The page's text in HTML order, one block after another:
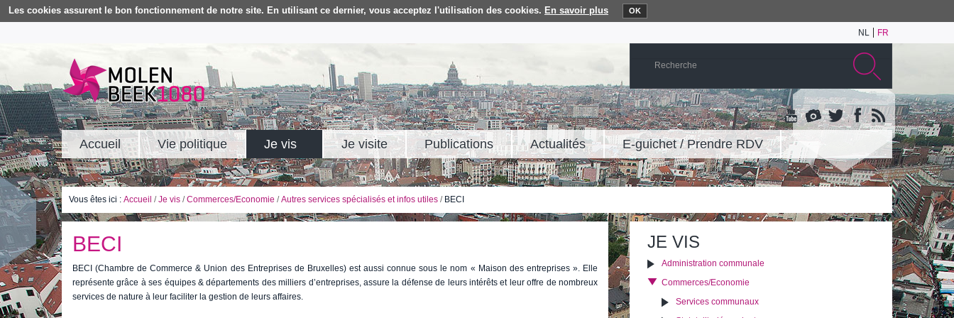
Les cookies assurent le bon fonctionnement de notre site. En utilisant ce dernier, vous acceptez l'utilisation des cookies. En savoir plus OK
NL FR
Accueil Vie politique Je vis Je visite Publications Actualités E-guichet / Prendre RDV
Vous êtes ici : Accueil /Je vis /Commerces/Economie /Autres services spécialisés et infos utiles / BECI
BECI
BECI (Chambre de Commerce & Union des Entreprises de Bruxelles) est aussi connue sous le nom « Maison des entreprises ». Elle
représente grâce à ses équipes & départements des milliers d’entreprises, assure la défense de leurs intérêts et leur offre de nombreux
services de nature à leur faciliter la gestion de leurs affaires.
JE VIS
Administration communale
Commerces/Economie
Services communaux